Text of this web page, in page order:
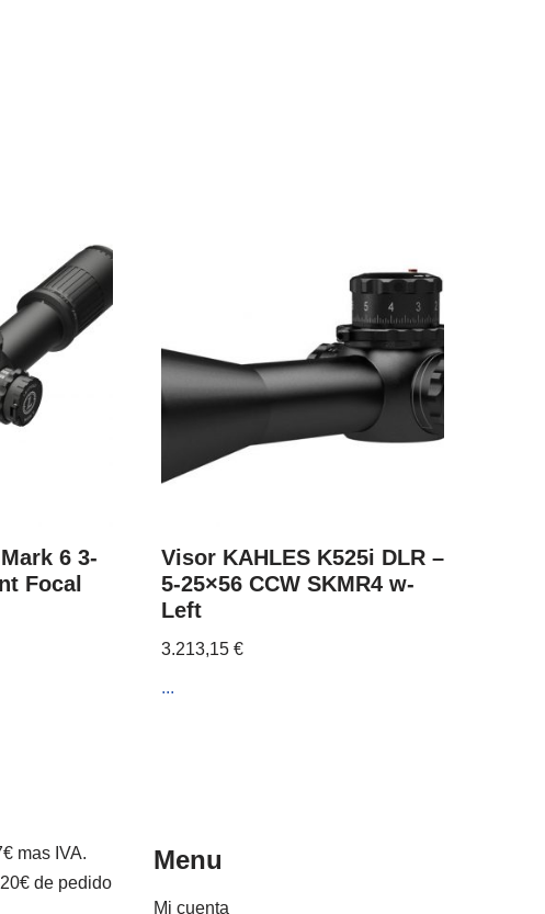
6 3-
Focal
Visor KAHLES K525i DLR –
5-25×56 CCW SKMR4 w-
Left
3.213,15€
...
mas IVA.
de pedido
Menu
Mi cuenta